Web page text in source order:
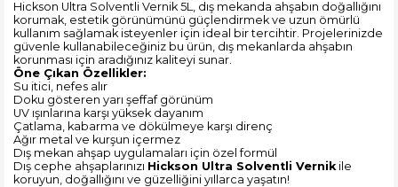
Hickson Ultra Solventli Vernik 5L, dış mekanda ahşabın doğallığını
korumak, estetik görünümünü güçlendirmek ve uzun ömürlü
kullanım sağlamak isteyenler için ideal bir tercihtir. Projelerinizde
güvenle kullanabileceğiniz bu ürün, dış mekanlarda ahşabın
korunması için aradığınız kaliteyi sunar.
Öne Çıkan Özellikler:
Su itici, nefes alır
Doku gösteren yarı şeffaf görünüm
UV ışınlarına karşı yüksek dayanım
Çatlama, kabarma ve dökülmeye karşı direnç
Ağır metal ve kurşun içermez
Dış mekan ahşap uygulamaları için özel formül
Dış cephe ahşaplarınızı Hickson Ultra Solventli Vernik ile
koruyun, doğallığını ve güzelliğini yıllarca yaşatın!